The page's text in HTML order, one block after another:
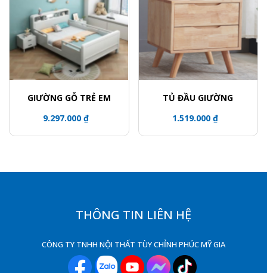
GIƯỜNG GỖ TRẺ EM
9.297.000 ₫
TỦ ĐẦU GIƯỜNG
1.519.000 ₫
THÔNG TIN LIÊN HỆ
CÔNG TY TNHH NỘI THẤT TÙY CHỈNH PHÚC MỸ GIA